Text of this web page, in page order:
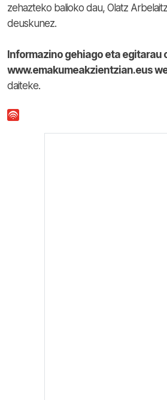
zehazteko balioko dau, Olatz
deuskunez.
Informazino gehiago eta egitarau
www.emakumeakzientzian.eus
daiteke.